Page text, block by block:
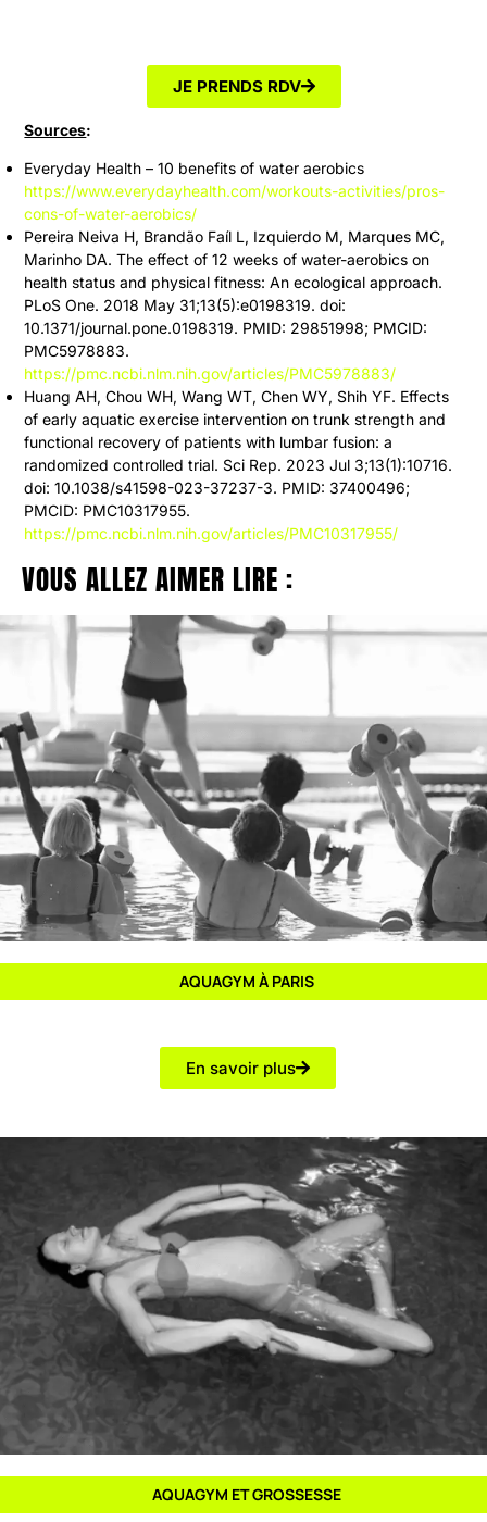
JE PRENDS RDV
Sources:
Everyday Health – 10 benefits of water aerobics
https://www.everydayhealth.com/workouts-activities/pros-
cons-of-water-aerobics/
Pereira Neiva H, Brandão Faíl L, Izquierdo M, Marques MC,
Marinho DA. The effect of 12 weeks of water-aerobics on
health status and physical fitness: An ecological approach.
PLoS One. 2018 May 31;13(5):e0198319. doi:
10.1371/journal.pone.0198319. PMID: 29851998; PMCID:
PMC5978883.
https://pmc.ncbi.nlm.nih.gov/articles/PMC5978883/
Huang AH, Chou WH, Wang WT, Chen WY, Shih YF. Effects
of early aquatic exercise intervention on trunk strength and
functional recovery of patients with lumbar fusion: a
randomized controlled trial. Sci Rep. 2023 Jul 3;13(1):10716.
doi: 10.1038/s41598-023-37237-3. PMID: 37400496;
PMCID: PMC10317955.
https://pmc.ncbi.nlm.nih.gov/articles/PMC10317955/
VOUS ALLEZ AIMER LIRE :
AQUAGYM À PARIS
En savoir plus
AQUAGYM ET GROSSESSE